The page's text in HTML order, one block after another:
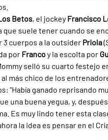
Betos, el jockey Francisco
suele tener cuando se
3 cuerpos a la outsider Priola
por Franco y la escolta por
selló su cuarto festejo
más chico de los
"Había ganado reprisando
una buena yegua, y,
Es muy lindo tener esta
la idea es pensar en el